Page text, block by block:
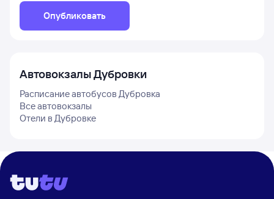
Опубликовать
АвтовокзалыДубровки
Расписание автобусов Дубровка
Все автовокзалы
Отели в Дубровке